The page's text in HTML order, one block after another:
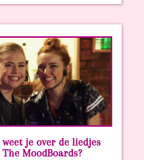
weet je over de liedjes
MoodBoards?